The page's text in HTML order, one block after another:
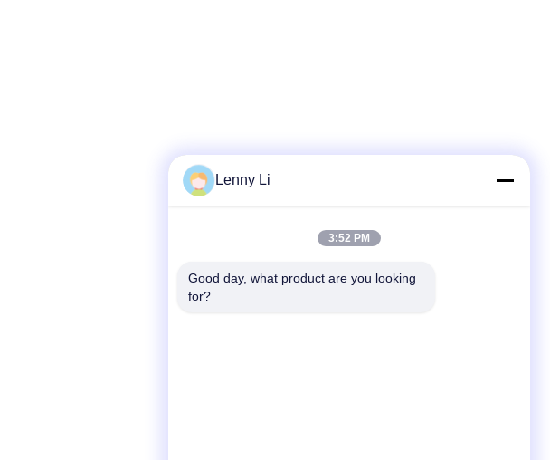
Lenny Li
3:52 PM
Good day, what product are you looking
for?